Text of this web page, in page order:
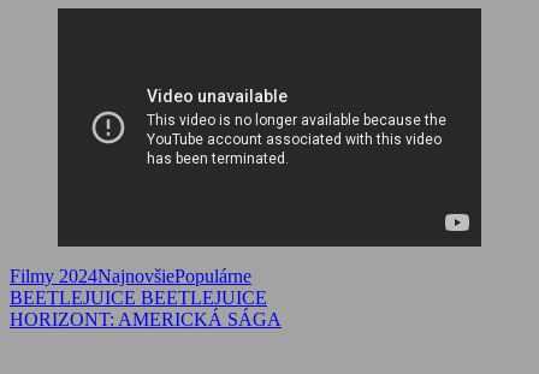
Filmy 2024NajnovšiePopulárne
Navigácia
v
Previous
Post:
BEETLEJUICE BEETLEJUICE
Next
HORIZONT: AMERICKÁ SÁGA